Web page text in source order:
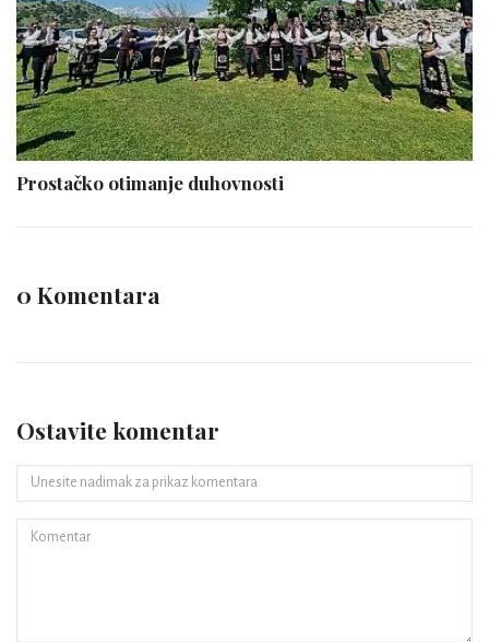
Prostačko otimanje duhovnosti
0 Komentara
Ostavite komentar